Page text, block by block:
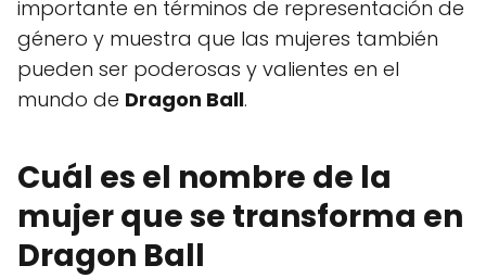
importante en términos de representación de
género y muestra que las mujeres también
pueden ser poderosas y valientes en el
mundo de Dragon Ball.
Cuál es el nombre de la
mujer que se transforma en
Dragon Ball